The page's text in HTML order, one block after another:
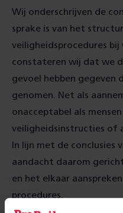
Wij onderschrijven de
sprake is van het
veiligheidsprocedures bij
constateren wij dat we
gevoel hebben gegeven
genomen. Net als
onacceptabel als
veiligheidsinstructies of
In lijn met de conclusies
aandacht daarom
en het elkaar
procedures.